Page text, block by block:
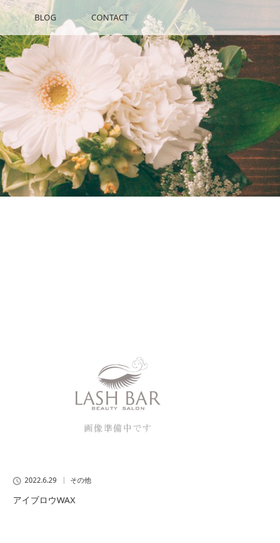
BLOG CONTACT
2022.6.29 その他
アイブロウWAX